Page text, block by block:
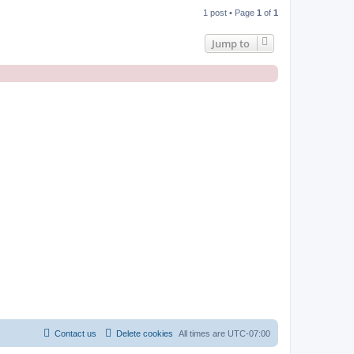
1 post • Page 1 of 1
Jump to
All times are UTC-07:00
Delete cookies
Contact us